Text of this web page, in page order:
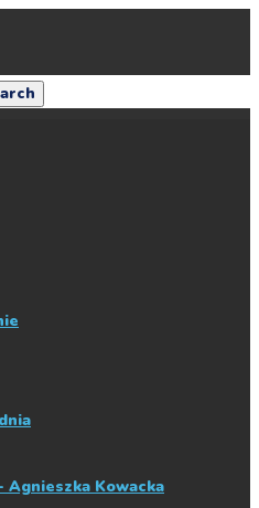
Agnieszka Kowacka